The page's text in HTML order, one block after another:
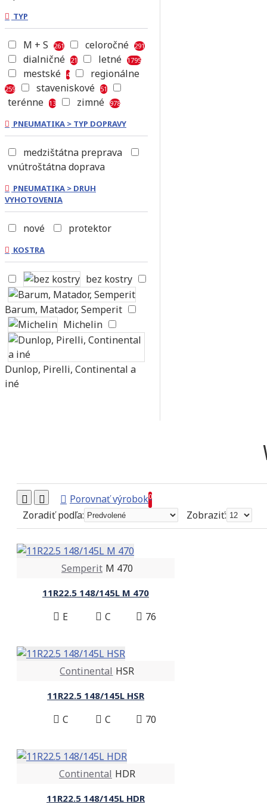
TYP
M + S 261 celoročné 291
dialničné 21 letné 1795
mestské 4 regionálne
259 staveniskové 51
terénne 13 zimné 978
PNEUMATIKA > TYP DOPRAVY
medzištátna preprava
vnútroštátna doprava
PNEUMATIKA > DRUH
VYHOTOVENIA
nové protektor
KOSTRA
bez kostry
Barum, Matador, Semperit
Michelin
Dunlop, Pirelli, Continental a
iné
Porovnať výrobok0
Zoradiť podľa: Zobraziť:
Semperit M 470
11R22.5 148/145L M 470
E C 76
Continental HSR
11R22.5 148/145L HSR
C C 70
Continental HDR
11R22.5 148/145L HDR